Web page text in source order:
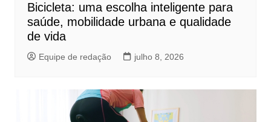
Bicicleta: uma escolha inteligente para
saúde, mobilidade urbana e qualidade
de vida
Equipe de redação julho 8, 2026